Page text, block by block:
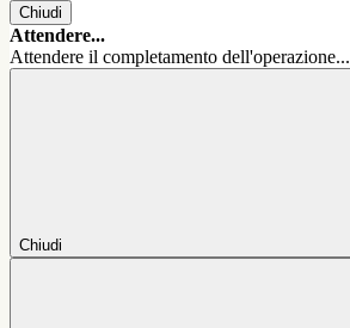
Chiudi
Attendere...
Attendere il completamento dell'operazione...
Chiudi